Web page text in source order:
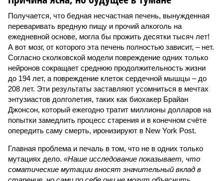
Получается, что бедная несчастная печень, вынужденная
переваривать вредную пищу и прочий алкоголь на
ежедневной основе, могла бы прожить десятки тысяч лет!
А вот мозг, от которого эта печень полностью зависит, – нет.
Согласно сколковской модели повреждение одних только
нейронов сокращает среднюю продолжительность жизни
до 194 лет, а повреждение клеток сердечной мышцы – до
208 лет. Эти результаты заставляют усомниться в мечтах
энтузиастов долголетия, таких как биохакер Брайан
Джонсон, который ежегодно тратит миллионы долларов на
попытки замедлить процесс старения и в конечном счёте
опередить саму смерть, иронизируют в New York Post.
Главная проблема и печаль в том, что не в одних только
мутациях дело. «Наше исследование показывает, что
соматические мутации вносят значительный вклад в